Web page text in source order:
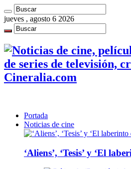
jueves , agosto 6 2026
de series de televisión,
Cineralia.com
Portada
Noticias de cine
‘Aliens’, ‘Tesis’ y ‘El